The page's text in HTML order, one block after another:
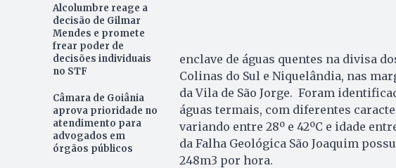
Alcolumbre reage a
decisão de Gilmar
Mendes e promete
frear poder de
decisões individuais
no STF
Câmara de Goiânia
aprova prioridade no
atendimento para
advogados em
órgãos públicos
enclave de águas quentes na divisa
Colinas do Sul e Niquelândia, nas
da Vila de São Jorge. Foram
águas termais, com diferentes
variando entre 28º e 42ºC e idade
da Falha Geológica São Joaquim
248m3 por hora.